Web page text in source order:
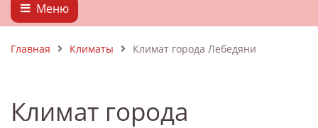
Меню
Главная Климаты Климат города Лебедяни
Климат города